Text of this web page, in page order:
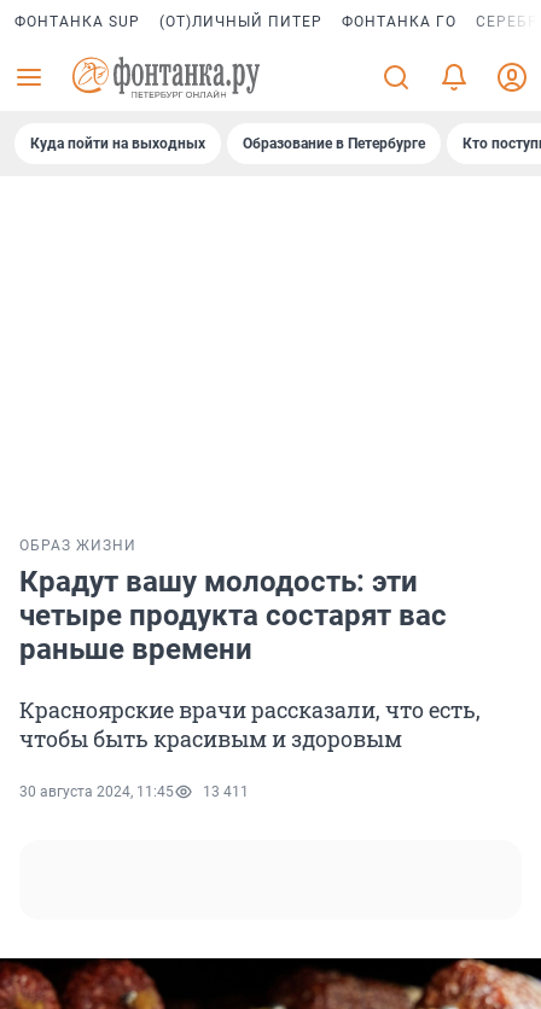
ФОНТАНКА SUP (ОТ)ЛИЧНЫЙ ПИТЕР ФОНТАНКА ГО
Куда пойти на выходных Образование в Петербурге Кто
ОБРАЗ ЖИЗНИ
Крадут вашу молодость: эти
четыре продукта состарят вас
раньше времени
Красноярские врачи рассказали, что есть,
чтобы быть красивым и здоровым
30 августа 2024, 11:45 13 411